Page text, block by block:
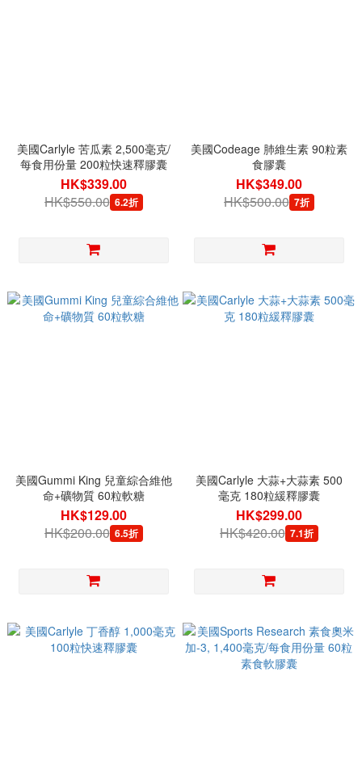
美國Carlyle 苦瓜素 2,500毫克/
每食用份量 200粒快速釋膠囊
HK$339.00
HK$550.00 6.2折
美國Codeage 肺維生素 90粒素
食膠囊
HK$349.00
HK$500.00 7折
美國Gummi King 兒童綜合維他
命+礦物質 60粒軟糖
HK$129.00
HK$200.00 6.5折
美國Carlyle 大蒜+大蒜素 500
毫克 180粒緩釋膠囊
HK$299.00
HK$420.00 7.1折